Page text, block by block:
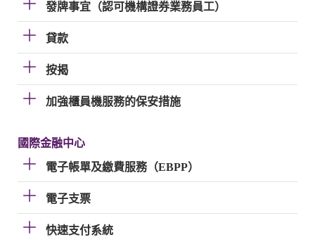
發牌事宜（認可機構證券業務員工）
貸款
按揭
加強櫃員機服務的保安措施
國際金融中心
電子帳單及繳費服務（EBPP）
電子支票
快速支付系統